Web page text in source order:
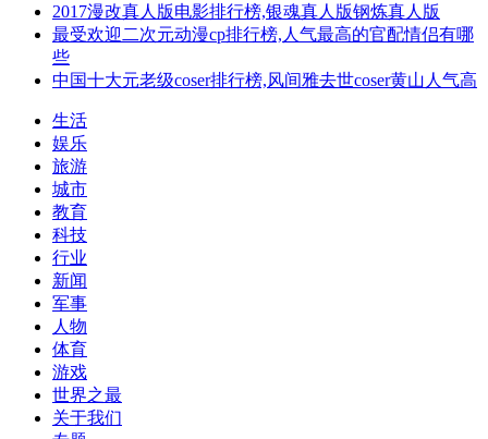
2017漫改真人版电影排行榜,银魂真人版钢炼真人版
最受欢迎二次元动漫cp排行榜,人气最高的官配情侣有哪
些
中国十大元老级coser排行榜,风间雅去世coser黄山人气高
生活
娱乐
旅游
城市
教育
科技
行业
新闻
军事
人物
体育
游戏
世界之最
关于我们